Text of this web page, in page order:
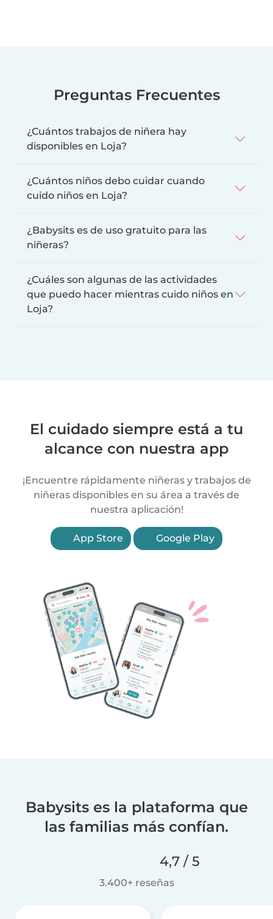
Preguntas Frecuentes
¿Cuántos trabajos de niñera hay
disponibles en Loja?
¿Cuántos niños debo cuidar cuando
cuido niños en Loja?
¿Babysits es de uso gratuito para las
niñeras?
¿Cuáles son algunas de las actividades
que puedo hacer mientras cuido niños en
Loja?
El cuidado siempre está a tu
alcance con nuestra app
¡Encuentre rápidamente niñeras y trabajos de
niñeras disponibles en su área a través de
nuestra aplicación!
App Store Google Play
Babysits es la plataforma que
las familias más confían.
4,7 / 5
3.400+ reseñas